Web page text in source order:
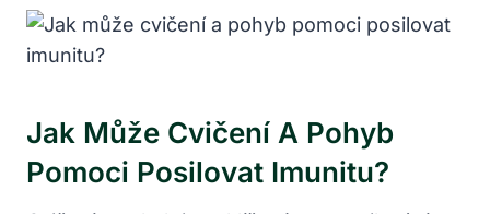
Jak Může Cvičení A Pohyb
Pomoci Posilovat Imunitu?